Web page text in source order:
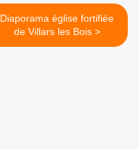
Diaporama église fortifiée
de Villars les Bois >